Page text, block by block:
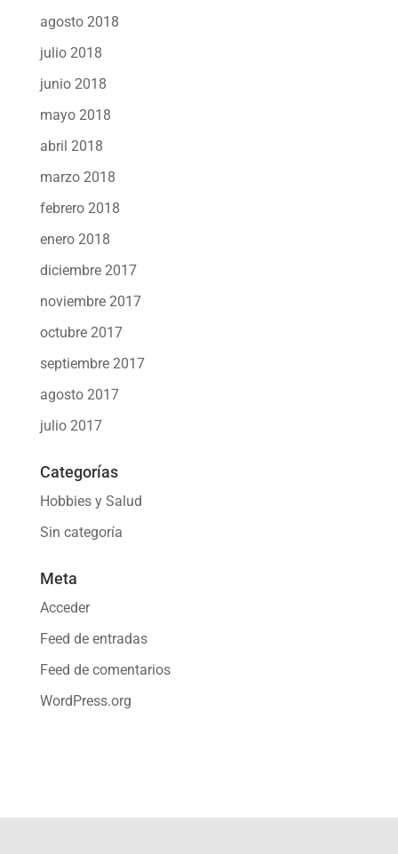
agosto 2018
julio 2018
junio 2018
mayo 2018
abril 2018
marzo 2018
febrero 2018
enero 2018
diciembre 2017
noviembre 2017
octubre 2017
septiembre 2017
agosto 2017
julio 2017
Categorías
Hobbies y Salud
Sin categoría
Meta
Acceder
Feed de entradas
Feed de comentarios
WordPress.org